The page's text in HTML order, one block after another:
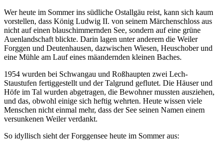
Wer heute im Sommer ins südliche Ostallgäu reist, kann sich kaum
vorstellen, dass König Ludwig II. von seinem Märchenschloss aus
nicht auf einen blauschimmernden See, sondern auf eine grüne
Auenlandschaft blickte. Darin lagen unter anderem die Weiler
Forggen und Deutenhausen, dazwischen Wiesen, Heuschober und
eine Mühle am Lauf eines mäandernden kleinen Baches.
1954 wurden bei Schwangau und Roßhaupten zwei Lech-
Staustufen fertiggestellt und der Talgrund geflutet. Die Häuser und
Höfe im Tal wurden abgetragen, die Bewohner mussten ausziehen,
und das, obwohl einige sich heftig wehrten. Heute wissen viele
Menschen nicht einmal mehr, dass der See seinen Namen einem
versunkenen Weiler verdankt.
So idyllisch sieht der Forggensee heute im Sommer aus: